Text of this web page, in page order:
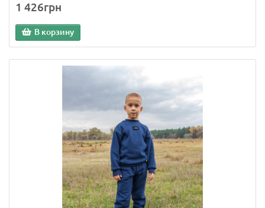
1 426грн
В корзину